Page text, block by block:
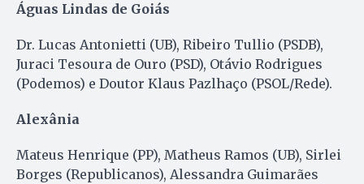
Águas Lindas de Goiás
Dr. Lucas Antonietti (UB), Ribeiro Tullio (PSDB),
Juraci Tesoura de Ouro (PSD), Otávio Rodrigues
(Podemos) e Doutor Klaus Pazlhaço (PSOL/Rede).
Alexânia
Mateus Henrique (PP), Matheus Ramos (UB), Sirlei
Borges (Republicanos), Alessandra Guimarães